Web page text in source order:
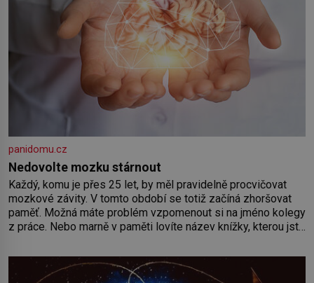
panidomu.cz
Nedovolte mozku stárnout
Každý, komu je přes 25 let, by měl pravidelně procvičovat
mozkové závity. V tomto období se totiž začíná zhoršovat
paměť. Možná máte problém vzpomenout si na jméno kolegy
z práce. Nebo marně v paměti lovíte název knížky, kterou jste
paměť rozhodla stávkovat. Cvičte